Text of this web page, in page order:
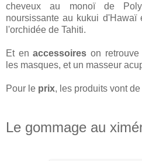
cheveux au monoï de
noursissante au kukui
l'orchidée de Tahiti.
Et enaccessoires on
les masques, et un masseur
Pour le prix, les produits vont
Le gommage au